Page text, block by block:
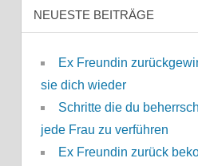
NEUESTE BEITRÄGE
Ex Freundin
sie dich wieder
Schritte die du
jede Frau zu verführen
Ex Freundin zurück